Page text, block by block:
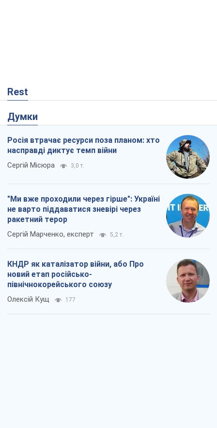
Rest
Думки
Росія втрачає ресурси поза планом: хто
насправді диктує темп війни
Сергій Місюра 3,0 т.
"Ми вже проходили через гірше": Україні
не варто піддаватися зневірі через
ракетний терор
Сергій Марченко, експерт 5,2 т.
КНДР як каталізатор війни, або Про
новий етап російсько-
північнокорейського союзу
Олексій Кущ 177